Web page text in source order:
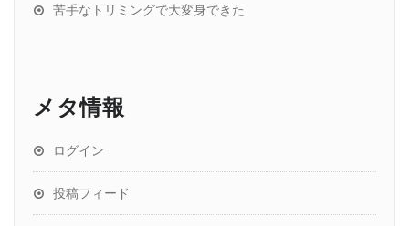
苦手なトリミングで大変身できた
メタ情報
ログイン
投稿フィード